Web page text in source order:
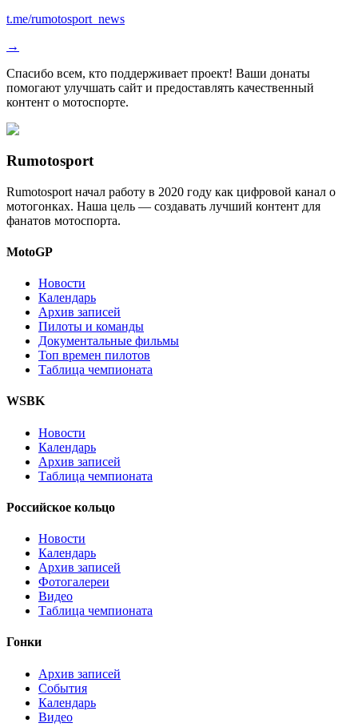
t.me/rumotosport_news
→
Спасибо всем, кто поддерживает проект! Ваши донаты
помогают улучшать сайт и предоставлять качественный
контент о мотоспорте.
Rumotosport
Rumotosport начал работу в 2020 году как цифровой канал о
мотогонках. Наша цель — создавать лучший контент для
фанатов мотоспорта.
MotoGP
Новости
Календарь
Архив записей
Пилоты и команды
Документальные фильмы
Топ времен пилотов
Таблица чемпионата
WSBK
Новости
Календарь
Архив записей
Таблица чемпионата
Российское кольцо
Новости
Календарь
Архив записей
Фотогалереи
Видео
Таблица чемпионата
Гонки
Архив записей
События
Календарь
Видео